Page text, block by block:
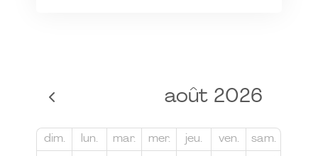
août 2026
dim. lun. mar. mer. jeu. ven. sam.